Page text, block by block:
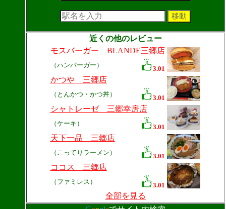
近くの他のレビュー
モスバーガー BLANDE三郷店
（ハンバーガー） 3.01
かつや 三郷店
（とんかつ・かつ丼） 3.01
シャトレーゼ 三郷幸房店
（ケーキ） 3.01
天下一品 三郷店
（こってりラーメン） 3.01
ココス 三郷店
（ファミレス） 3.01
全部を見る